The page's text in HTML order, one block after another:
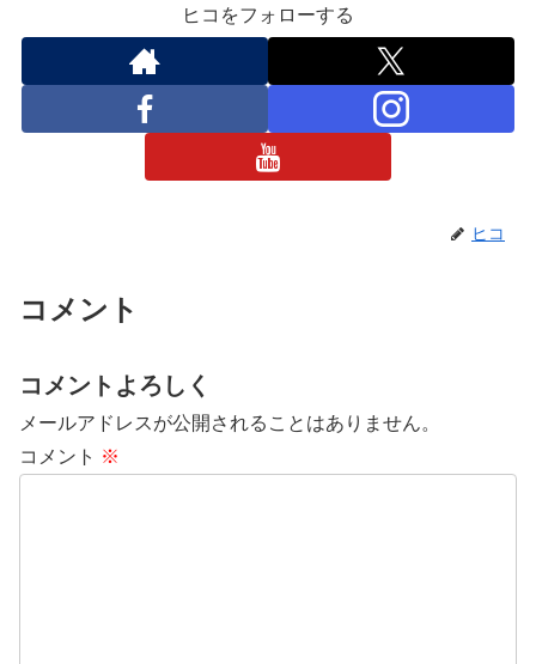
ヒコをフォローする
ヒコ
コメント
コメントよろしく
メールアドレスが公開されることはありません。
コメント ※